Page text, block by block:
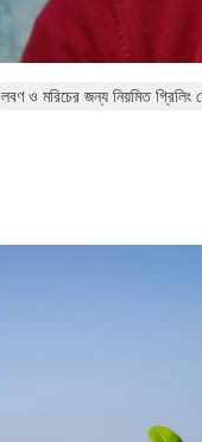
লবণ ও মরিচের জন্য নিয়মিত গ্রিলিং